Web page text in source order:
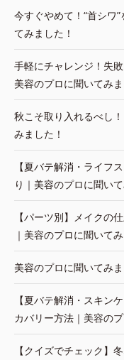
今すぐやめて！“首シワ
てみました！
手軽にチャレンジ！失
美容のプロに聞いてみま
秋こそ取り入れるべし
みました！
【夏バテ解消・ライフ
り｜美容のプロに聞い
【パーツ別】メイクの
｜美容のプロに聞いて
美容のプロに聞いてみ
【夏バテ解消・スキン
カバリー方法｜美容の
【クイズでチェック】